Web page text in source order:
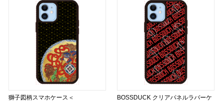
獅子図柄スマホケース＜
BOSSDUCK クリアパネルラバーケ